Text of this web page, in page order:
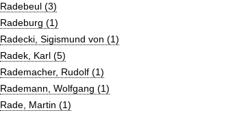
Radebeul (3)
Radeburg (1)
Radecki, Sigismund von (1)
Radek, Karl (5)
Rademacher, Rudolf (1)
Rademann, Wolfgang (1)
Rade, Martin (1)